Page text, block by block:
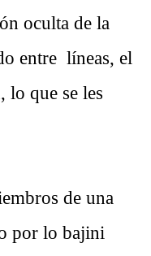
oculta de la
entre líneas, el
lo que se les
de una
por lo bajini